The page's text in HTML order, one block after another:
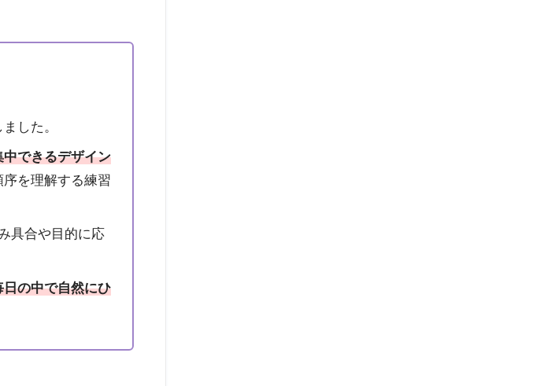
した。
できるデザイン
を理解する練習
具合や目的に応
日の中で自然にひ